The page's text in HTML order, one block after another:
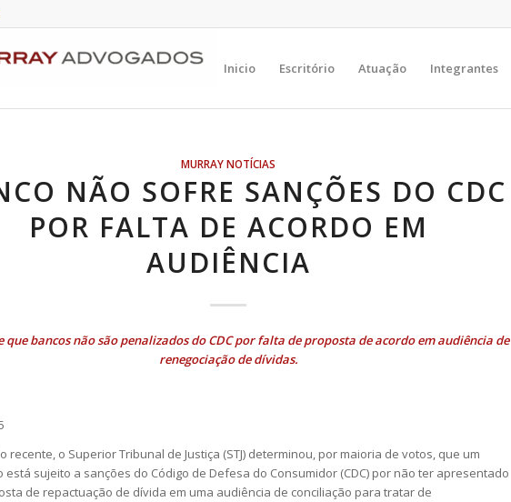
Inicio Escritório Atuação Integrantes
MURRAY NOTÍCIAS
NÃO SOFRE SANÇÕES DO CDC
POR FALTA DE ACORDO EM
AUDIÊNCIA
que bancos não são penalizados do CDC por falta de proposta de acordo em audiência de
renegociação de dívidas.
recente, o Superior Tribunal de Justiça (STJ) determinou, por maioria de votos, que um
está sujeito a sanções do Código de Defesa do Consumidor (CDC) por não ter apresentado
de repactuação de dívida em uma audiência de conciliação para tratar de